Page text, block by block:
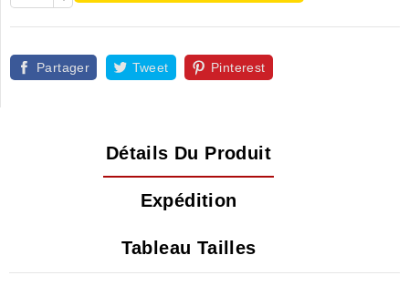
Partager Tweet Pinterest
Détails Du Produit
Expédition
Tableau Tailles